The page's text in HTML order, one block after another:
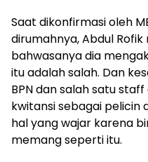
Saat dikonfirmasi oleh
dirumahnya, Abdul
bahwasanya dia
itu adalah salah. Dan
BPN dan salah satu
kwitansi sebagai pelicin
hal yang wajar karena
memang seperti itu.